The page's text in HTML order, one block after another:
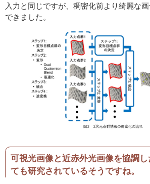
入力と同じですが、稠密化前より綺麗な
できました。
可視光画像と近赤外光画像を協調
ても研究されているそうですね。